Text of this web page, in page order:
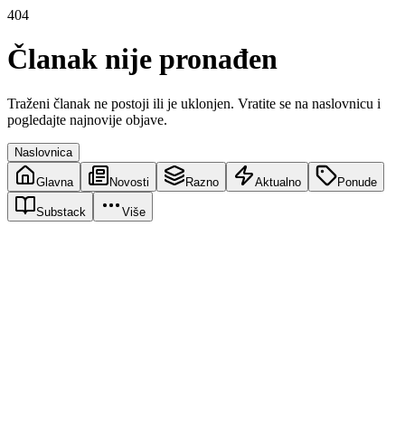
404
Članak nije pronađen
Traženi članak ne postoji ili je uklonjen. Vratite se na naslovnicu i
pogledajte najnovije objave.
Naslovnica
Glavna Novosti Razno Aktualno Ponude
Substack Više